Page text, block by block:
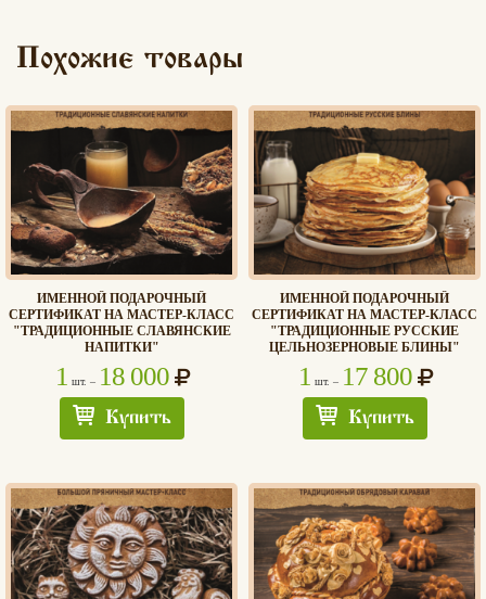
Похожие товары
ИМЕННОЙ ПОДАРОЧНЫЙ
СЕРТИФИКАТ НА МАСТЕР-КЛАСС
"ТРАДИЦИОННЫЕ СЛАВЯНСКИЕ
НАПИТКИ"
1 шт. – 18 000
Купить
ИМЕННОЙ ПОДАРОЧНЫЙ
СЕРТИФИКАТ НА МАСТЕР-КЛАСС
"ТРАДИЦИОННЫЕ РУССКИЕ
ЦЕЛЬНОЗЕРНОВЫЕ БЛИНЫ"
1 шт. – 17 800
Купить